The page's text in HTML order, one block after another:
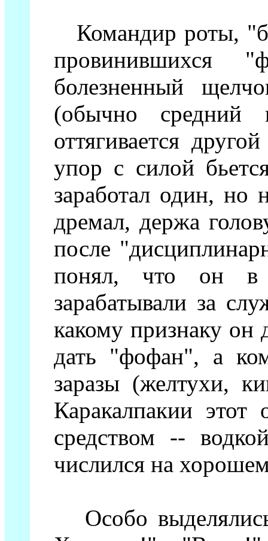
Командир роты,
провинившихся
болезненный
(обычно средний
оттягивается
упор с силой
заработал один, но
дремал, держа
после
понял, что он в
зарабатывали за
какому признаку
дать "фофан", а
заразы (желтухи,
Каракалпакии
средством --
числился на
Особо